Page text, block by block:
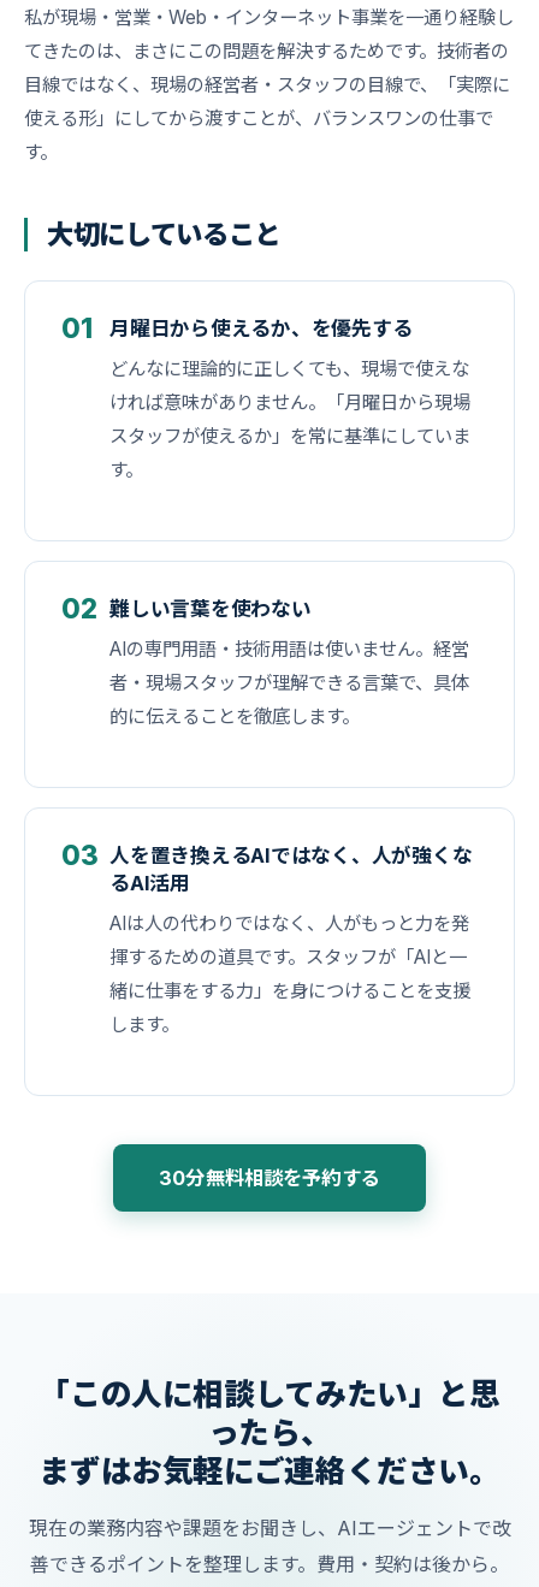
私が現場・営業・Web・インターネット事業を一通り経験し
てきたのは、まさにこの問題を解決するためです。技術者の
目線ではなく、現場の経営者・スタッフの目線で、「実際に
使える形」にしてから渡すことが、バランスワンの仕事で
す。
大切にしていること
01 月曜日から使えるか、を優先する
どんなに理論的に正しくても、現場で使えな
ければ意味がありません。「月曜日から現場
スタッフが使えるか」を常に基準にしていま
す。
02 難しい言葉を使わない
AIの専門用語・技術用語は使いません。経営
者・現場スタッフが理解できる言葉で、具体
的に伝えることを徹底します。
03 人を置き換えるAIではなく、人が強くな
るAI活用
AIは人の代わりではなく、人がもっと力を発
揮するための道具です。スタッフが「AIと一
緒に仕事をする力」を身につけることを支援
します。
30分無料相談を予約する
「この人に相談してみたい」と思
ったら、
まずはお気軽にご連絡ください。
現在の業務内容や課題をお聞きし、AIエージェントで改
善できるポイントを整理します。費用・契約は後から。